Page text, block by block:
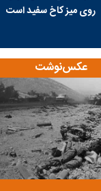
روی میز کاخ سفید است
عکس‌نوشت